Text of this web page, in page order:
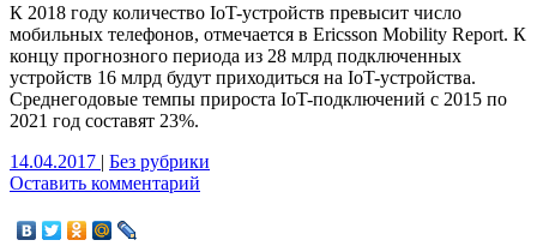
К 2018 году количество IoT-устройств превысит число
мобильных телефонов, отмечается в Ericsson Mobility Report. К
концу прогнозного периода из 28 млрд подключенных
устройств 16 млрд будут приходиться на IoT-устройства.
Среднегодовые темпы прироста IoT-подключений с 2015 по
2021 год составят 23%.
14.04.2017 | Без рубрики
Оставить комментарий